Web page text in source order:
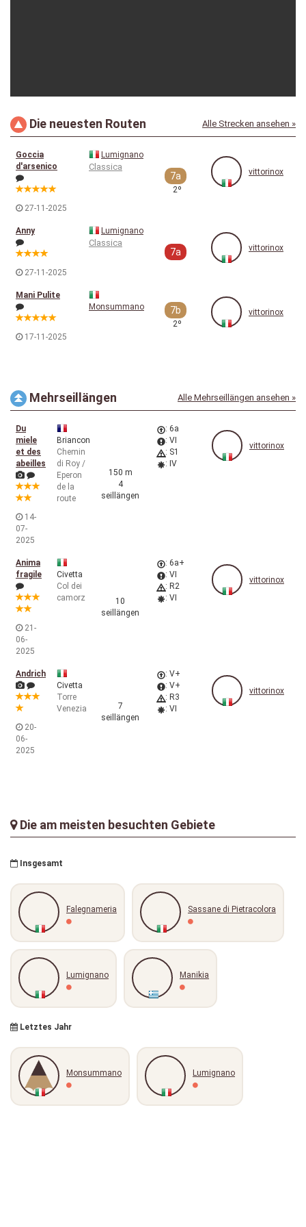
vittorinox
Die neuesten Routen Alle Strecken ansehen »
Goccia
d'arsenico
27-11-2025
Lumignano
Classica
7a
2º
vittorinox
Anny
27-11-2025
Lumignano
Classica
7a vittorinox
Mani Pulite
17-11-2025
Monsummano 7b
2º
vittorinox
Mehrseillängen Alle Mehrseillängen ansehen »
Du
miele
et des
abeilles
14-
07-
2025
Briancon
Chemin
di Roy /
Eperon
de la
route
150 m
4
seillängen
: 6a
: VI
: S1
: IV
vittorinox
Anima
fragile
21-
06-
2025
Civetta
Col dei
camorz
10
seillängen
: 6a+
: VI
: R2
: VI
vittorinox
Andrich
20-
06-
2025
Civetta
Torre
Venezia
7
seillängen
: V+
: V+
: R3
: VI
vittorinox
Die am meisten besuchten Gebiete
Insgesamt
Falegnameria Sassane di Pietracolora
Lumignano Manikia
Letztes Jahr
Monsummano Lumignano